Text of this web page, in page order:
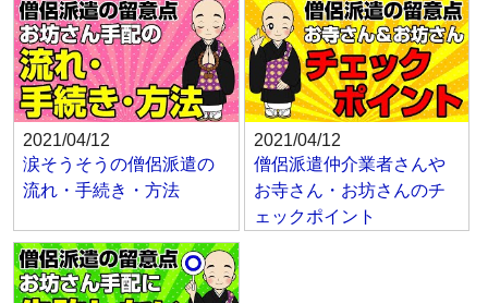
2021/04/12
涙そうそうの僧侶派遣の
流れ・手続き・方法
2021/04/12
僧侶派遣仲介業者さんや
お寺さん・お坊さんのチ
ェックポイント